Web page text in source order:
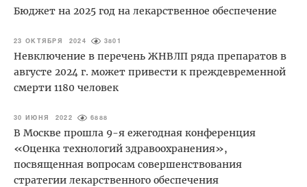
Бюджет на 2025 год на лекарственное обеспечение
23 ОКТЯБРЯ 2024 3801
Невключение в перечень ЖНВЛП ряда препаратов в
августе 2024 г. может привести к преждевременной
смерти 1180 человек
30 ИЮНЯ 2022 6888
В Москве прошла 9-я ежегодная конференция
«Оценка технологий здравоохранения»,
посвященная вопросам совершенствования
стратегии лекарственного обеспечения